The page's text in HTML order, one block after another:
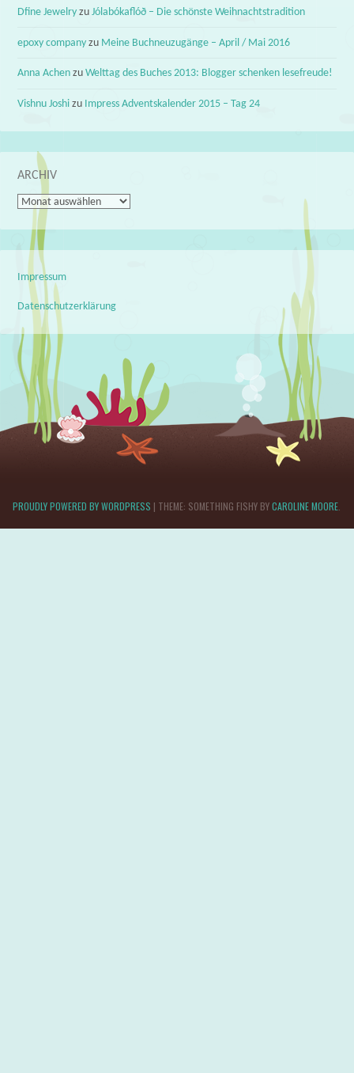
Dfine Jewelry zuJólabókaflóð – Die schönste Weihnachtstradition
epoxy company zu Meine Buchneuzugänge – April / Mai 2016
Anna Achen zuWelttag des Buches 2013: Blogger schenken lesefreude!
Vishnu Joshi zu Impress Adventskalender 2015 – Tag 24
ARCHIV
Archiv
Impressum
Datenschutzerklärung
PROUDLY POWERED BY WORDPRESS | THEME: SOMETHING FISHY BYCAROLINE MOORE